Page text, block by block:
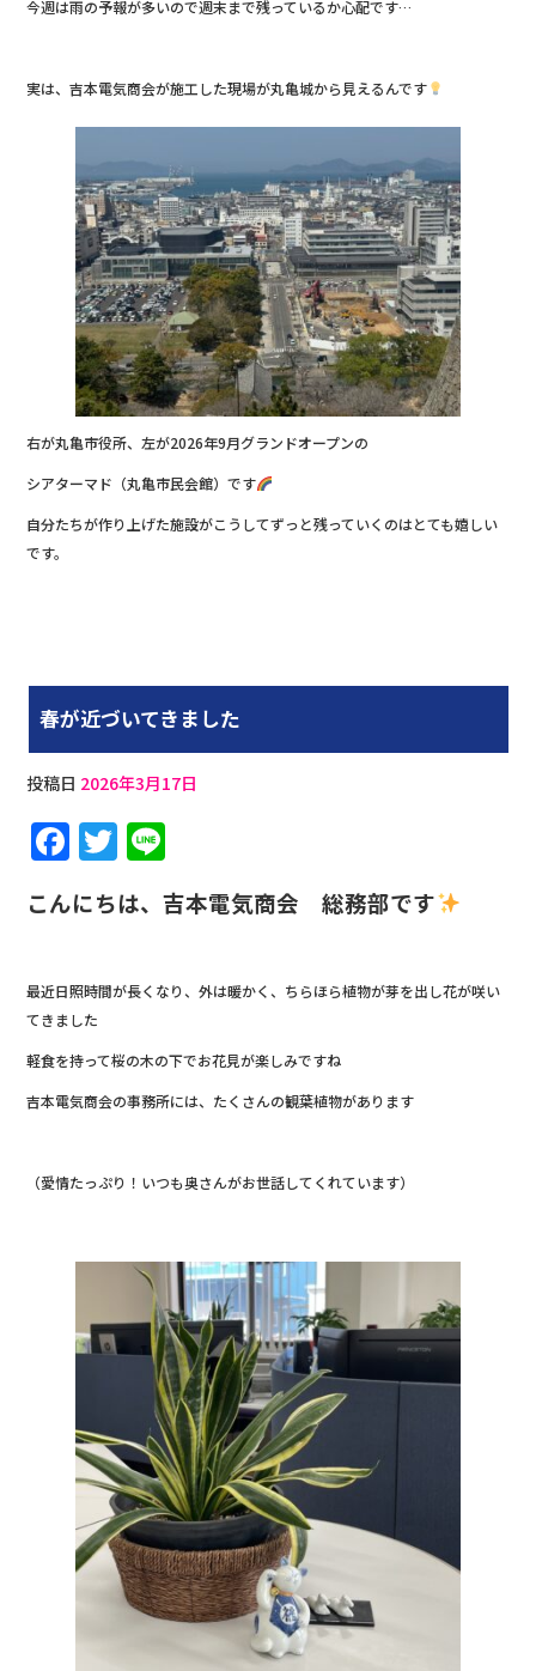
今週は雨の予報が多いので週末まで残っているか心配です…
実は、吉本電気商会が施工した現場が丸亀城から見えるんです
右が丸亀市役所、左が2026年9月グランドオープンの
シアターマド（丸亀市民会館）です
自分たちが作り上げた施設がこうしてずっと残っていくのはとても嬉しい
です。
春が近づいてきました
投稿日 2026年3月17日
F
a
c
b
o
o
k
T
w
it
r
n
e
こんにちは、吉本電気商会 総務部です
最近日照時間が長くなり、外は暖かく、ちらほら植物が芽を出し花が咲い
てきました
軽食を持って桜の木の下でお花見が楽しみですね
吉本電気商会の事務所には、たくさんの観葉植物があります
（愛情たっぷり！いつも奥さんがお世話してくれています）